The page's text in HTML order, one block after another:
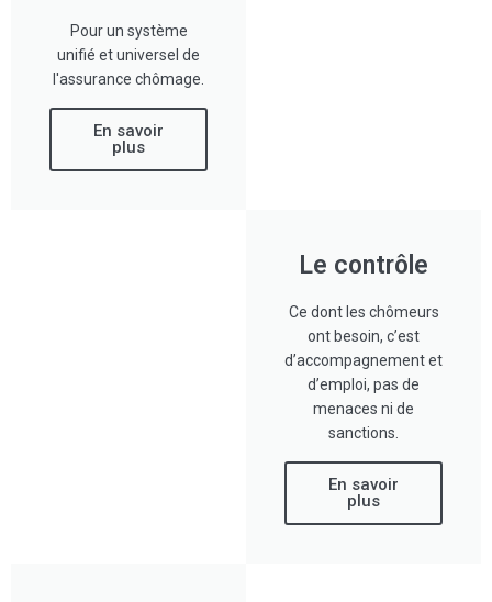
Pour un système
unifié et universel de
l'assurance chômage.
En savoir
plus
Le contrôle
Ce dont les chômeurs
ont besoin, c’est
d’accompagnement et
d’emploi, pas de
menaces ni de
sanctions.
En savoir
plus